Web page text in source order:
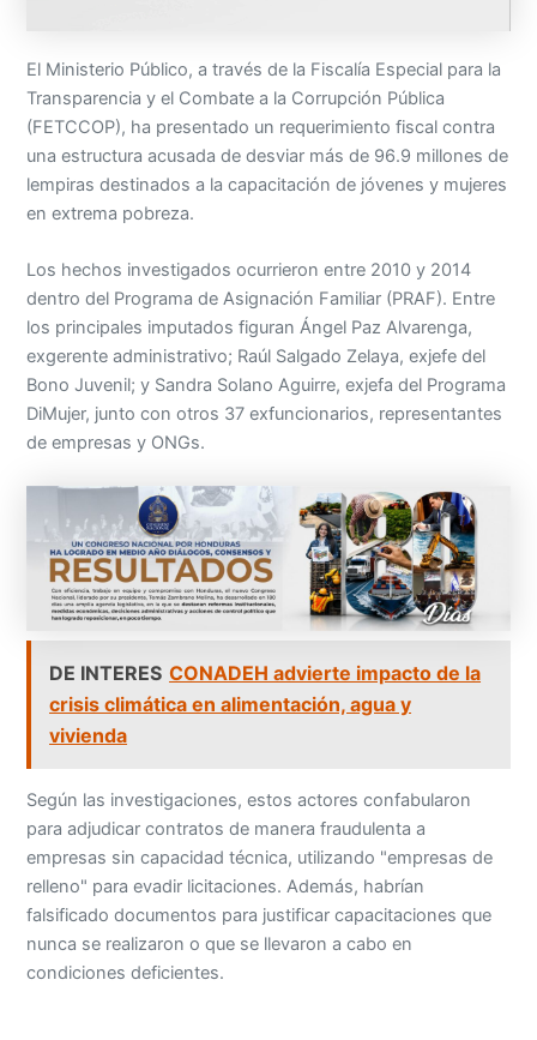
El Ministerio Público, a través de la Fiscalía Especial para la
Transparencia y el Combate a la Corrupción Pública
(FETCCOP), ha presentado un requerimiento fiscal contra
una estructura acusada de desviar más de 96.9 millones de
lempiras destinados a la capacitación de jóvenes y mujeres
en extrema pobreza.
Los hechos investigados ocurrieron entre 2010 y 2014
dentro del Programa de Asignación Familiar (PRAF). Entre
los principales imputados figuran Ángel Paz Alvarenga,
exgerente administrativo; Raúl Salgado Zelaya, exjefe del
Bono Juvenil; y Sandra Solano Aguirre, exjefa del Programa
DiMujer, junto con otros 37 exfuncionarios, representantes
de empresas y ONGs.
DE INTERES CONADEH advierte impacto de la
crisis climática en alimentación, agua y
vivienda
Según las investigaciones, estos actores confabularon
para adjudicar contratos de manera fraudulenta a
empresas sin capacidad técnica, utilizando "empresas de
relleno" para evadir licitaciones. Además, habrían
falsificado documentos para justificar capacitaciones que
nunca se realizaron o que se llevaron a cabo en
condiciones deficientes.